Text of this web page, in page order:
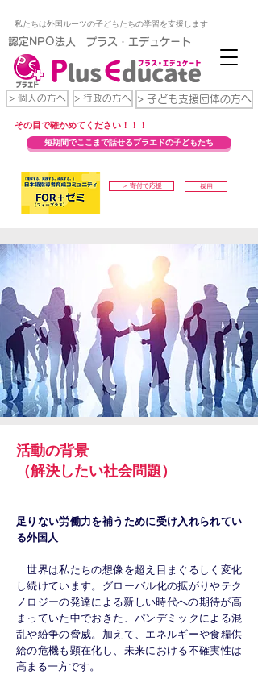
> 個人の方へ
私たちは外国ルーツの子どもたちの学習を支援します
​認定NPO法人 プラス・エデュケート
> 子ども支援団体の方へ
> 行政の方へ
​その目で確かめてください！！！
短期間でここまで話せるプラエドの子どもたち
＞ 寄付で応援 採用
活動の背景
​（解決したい社会問題）
足りない労働力を補うために受け入れられてい
る外国人
世界は私たちの想像を超え目まぐるしく変化
し続けています。グローバル化の拡がりやテク
ノロジーの発達による新しい時代への期待が高
まっていた中でおきた、パンデミックによる混
乱や紛争の脅威。加えて、エネルギーや食糧供
給の危機も顕在化し、未来における不確実性は
高まる一方です。